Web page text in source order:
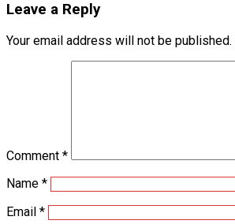
Leave a Reply
Your email address will not be published.
Comment *
Name *
Email *